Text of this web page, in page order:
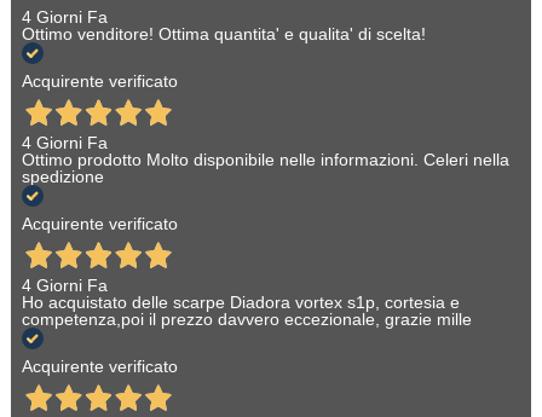
4 Giorni Fa
Ottimo venditore! Ottima quantita' e qualita' di scelta!
Acquirente verificato
4 Giorni Fa
Ottimo prodotto Molto disponibile nelle informazioni. Celeri nella
spedizione
Acquirente verificato
4 Giorni Fa
Ho acquistato delle scarpe Diadora vortex s1p, cortesia e
competenza,poi il prezzo davvero eccezionale, grazie mille
Acquirente verificato